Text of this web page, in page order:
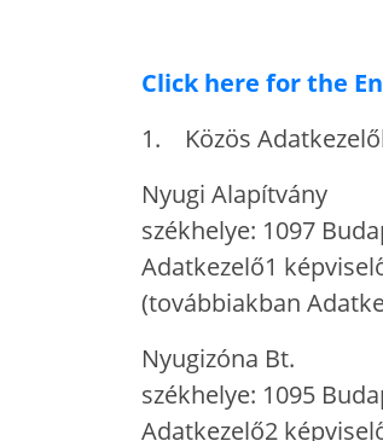
Click here for the
1. Közös
Nyugi Alapítvány
székhelye: 1097
Adatkezelő1
(továbbiakban
Nyugizóna Bt.
székhelye: 1095
Adatkezelő2